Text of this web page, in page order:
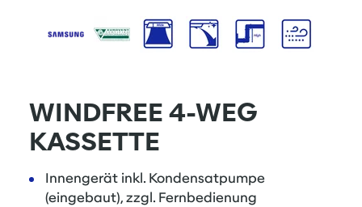
WINDFREE 4-WEG
KASSETTE
Innengerät inkl. Kondensatpumpe
(eingebaut), zzgl. Fernbedienung